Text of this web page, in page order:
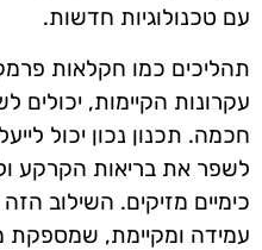
עם טכנולוגיות חדשות.
תהליכים כמו חקלאות
עקרונות הקיימות,
חכמה. תכנון נכון יכול
לשפר את בריאות הקרקע
כימיים מזיקים. השילוב
עמידה ומקיימת, שמספקת